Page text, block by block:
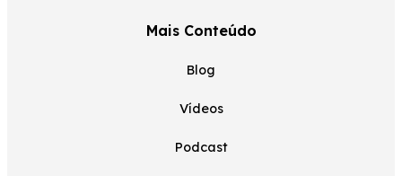
Mais Conteúdo
Blog
Vídeos
Podcast